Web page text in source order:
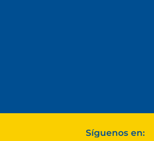
Síguenos en: